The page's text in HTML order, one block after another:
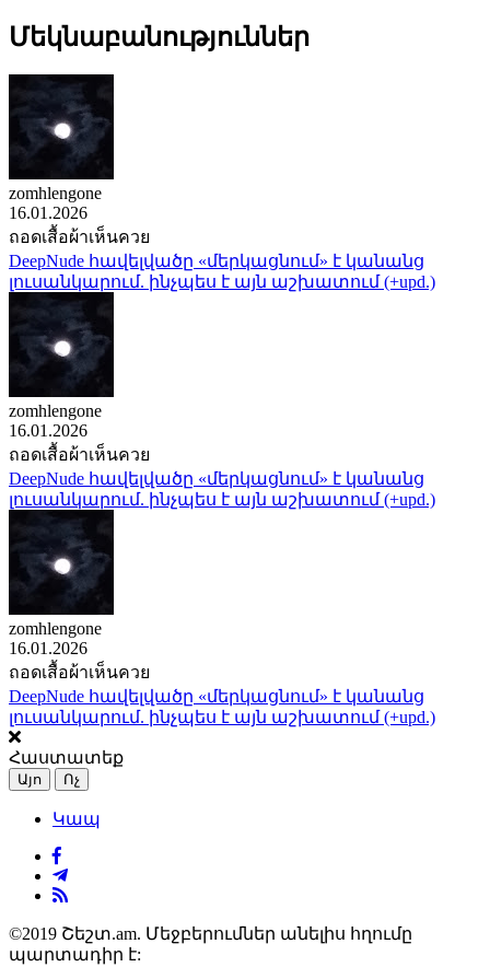
Մեկնաբանություններ
zomhlengone
16.01.2026
ถอดเสื้อผ้าเห็นควย
DeepNude հավելվածը «մերկացնում» է կանանց
լուսանկարում. ինչպես է այն աշխատում (+upd.)
zomhlengone
16.01.2026
ถอดเสื้อผ้าเห็นควย
DeepNude հավելվածը «մերկացնում» է կանանց
լուսանկարում. ինչպես է այն աշխատում (+upd.)
zomhlengone
16.01.2026
ถอดเสื้อผ้าเห็นควย
DeepNude հավելվածը «մերկացնում» է կանանց
լուսանկարում. ինչպես է այն աշխատում (+upd.)
Հաստատեք
Այո Ոչ
Կապ
©2019 Շեշտ.am. Մեջբերումներ անելիս հղումը
պարտադիր է: